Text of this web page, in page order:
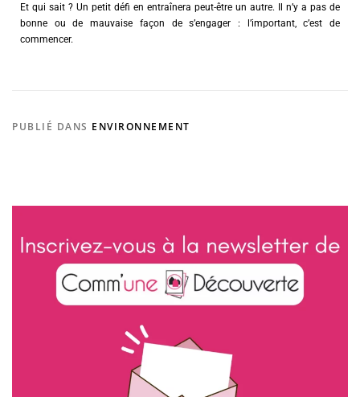
Et qui sait ? Un petit défi en entraînera peut-être un autre. Il n’y a pas de
bonne ou de mauvaise façon de s’engager : l’important, c’est de
commencer.
PUBLIÉ DANS ENVIRONNEMENT